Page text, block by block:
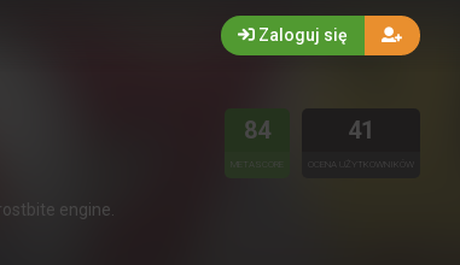
Zaloguj się
84
METASCORE
41
OCENA UŻYTKOWNIKÓW
engine.